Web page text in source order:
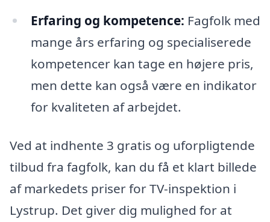
Erfaring og kompetence: Fagfolk med
mange års erfaring og specialiserede
kompetencer kan tage en højere pris,
men dette kan også være en indikator
for kvaliteten af arbejdet.
Ved at indhente 3 gratis og uforpligtende
tilbud fra fagfolk, kan du få et klart billede
af markedets priser for TV-inspektion i
Lystrup. Det giver dig mulighed for at